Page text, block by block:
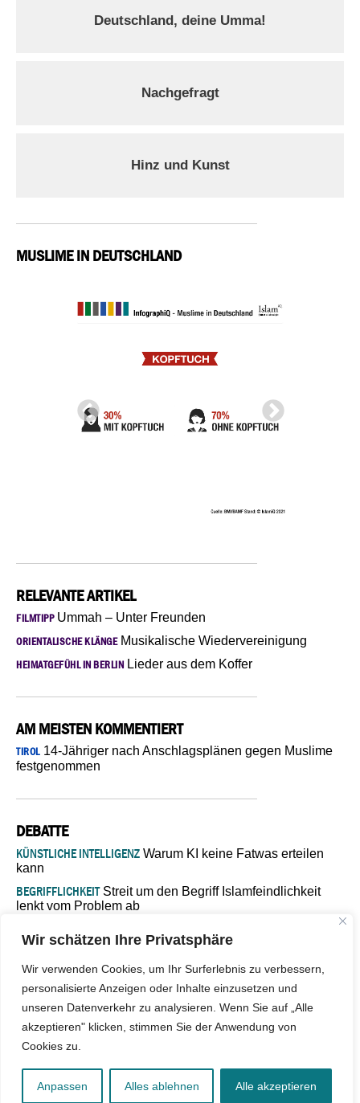
Wir schätzen Ihre Privatsphäre
Wir verwenden Cookies, um Ihr Surferlebnis zu verbessern,
personalisierte Anzeigen oder Inhalte einzusetzen und
unseren Datenverkehr zu analysieren. Wenn Sie auf „Alle
akzeptieren" klicken, stimmen Sie der Anwendung von
Cookies zu.
Anpassen Alles ablehnen Alle akzeptieren
Deutschland, deine Umma!
Nachgefragt
Hinz und Kunst
MUSLIME IN DEUTSCHLAND
RELEVANTE ARTIKEL
FILMTIPPUmmah – Unter Freunden
ORIENTALISCHE KLÄNGEMusikalische Wiedervereinigung
HEIMATGEFÜHL IN BERLIN Lieder aus dem Koffer
AM MEISTEN KOMMENTIERT
TIROL14-Jähriger nach Anschlagsplänen gegen Muslime
festgenommen
DEBATTE
KÜNSTLICHE INTELLIGENZ Warum KI keine Fatwas erteilen
kann
BEGRIFFLICHKEITStreit um den Begriff Islamfeindlichkeit
lenkt vom Problem ab
Verantwortung bleibt“
ISLAMISCHE FAKULTÄT IN MÜNSTEREine kritische Schwelle für
die deutsche Religionspolitik
GASTBEITRAGWarum die muslimische Welt eine neue
Kontakt|Impressum Barrierefreiheit|Jobs Netiquette|Mediadaten